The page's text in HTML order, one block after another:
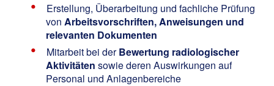
Erstellung, Überarbeitung und fachliche Prüfung
von Arbeitsvorschriften, Anweisungen und
relevanten Dokumenten
Mitarbeit bei derBewertung radiologischer
Aktivitäten sowie deren Auswirkungen auf
Personal und Anlagenbereiche